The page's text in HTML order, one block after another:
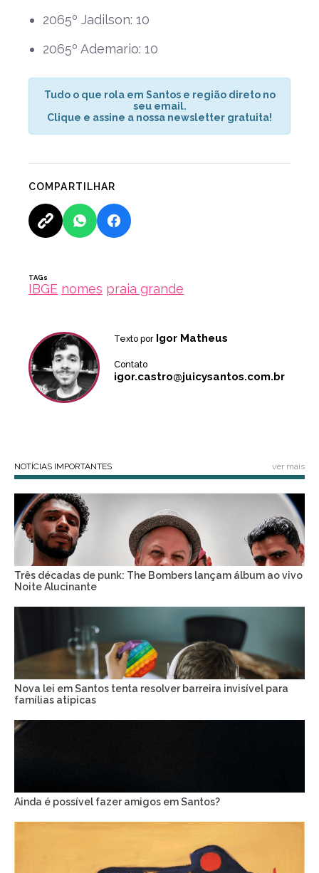
2065º Jadilson: 10
2065º Ademario: 10
Tudo o que rola em Santos e região direto no
seu email.
Clique e assine a nossa newsletter gratuita!
COMPARTILHAR
TAGs
IBGE nomes praia grande
Texto por Igor Matheus
Contato
igor.castro@juicysantos.com.br
NOTÍCIAS IMPORTANTES ver mais
Três décadas de punk: The Bombers lançam álbum ao vivo
Noite Alucinante
Nova lei em Santos tenta resolver barreira invisível para
famílias atípicas
Ainda é possível fazer amigos em Santos?